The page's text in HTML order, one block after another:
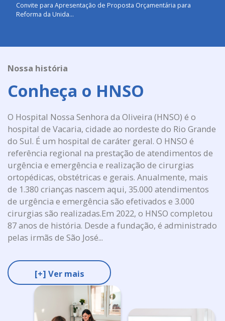
Convite para Apresentação de Proposta Orçamentária para
Reforma da Unida...
Nossa história
Conheça o HNSO
O Hospital Nossa Senhora da Oliveira (HNSO) é o
hospital de Vacaria, cidade ao nordeste do Rio Grande
do Sul. É um hospital de caráter geral. O HNSO é
referência regional na prestação de atendimentos de
urgência e emergência e realização de cirurgias
ortopédicas, obstétricas e gerais. Anualmente, mais
de 1.380 crianças nascem aqui, 35.000 atendimentos
de urgência e emergência são efetivados e 3.000
cirurgias são realizadas.Em 2022, o HNSO completou
87 anos de história. Desde a fundação, é administrado
pelas irmãs de São José...
[+] Ver mais